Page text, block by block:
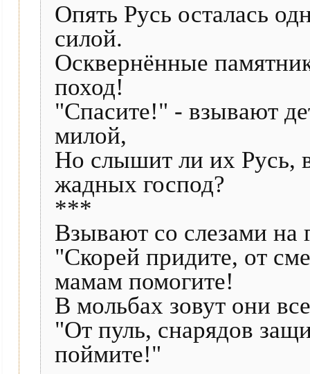
Опять Русь осталась
силой.
Осквернённые
поход!
"Спасите!" - взывают
милой,
Но слышит ли их Русь,
жадных господ?
***
Взывают со слезами на
"Скорей придите, от
мамам помогите!
В мольбах зовут они
"От пуль, снарядов
поймите!"